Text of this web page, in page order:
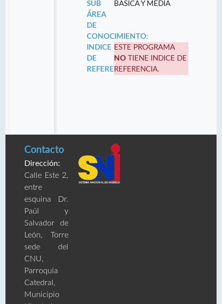
SUB
ÁREA
DE
CONOCIMIENTO:
BÁSICA Y MEDIA
INDICE
DE
REFERENCIA:
ESTE PROGRAMA
NO TIENE INDICE DE
REFERENCIA.
Contacto
Dirección:
Calle Este 2,
entre
esquina Dr.
Paúl y
Salvador de
León, Torre
sede del
CNU,
Parroquia
Catedral,
Municipio